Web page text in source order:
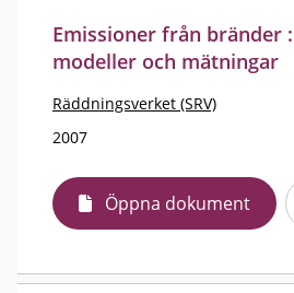
Emissioner från bränder
modeller och mätningar
Räddningsverket (SRV)
2007
Öppna dokument